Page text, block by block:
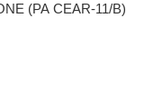
(PA CEAR-11/B)